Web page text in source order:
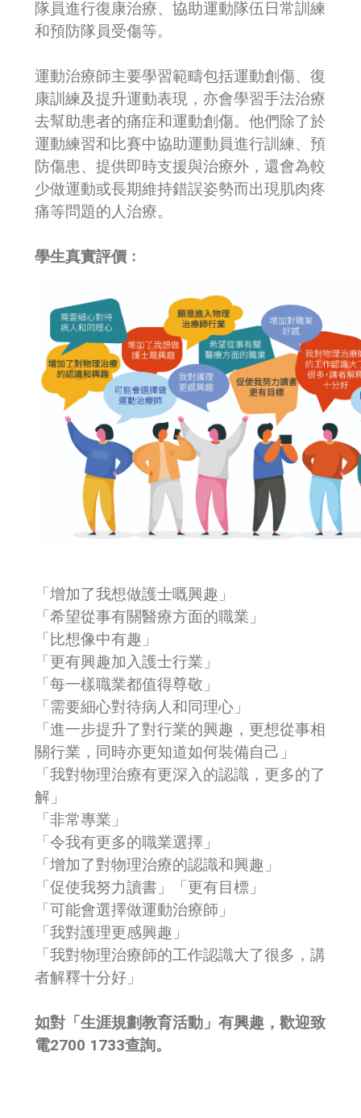
隊員進行復康治療、協助運動隊伍日常訓練
和預防隊員受傷等。
運動治療師主要學習範疇包括運動創傷、復
康訓練及提升運動表現，亦會學習手法治療
去幫助患者的痛症和運動創傷。他們除了於
運動練習和比賽中協助運動員進行訓練、預
防傷患、提供即時支援與治療外，還會為較
少做運動或長期維持錯誤姿勢而出現肌肉疼
痛等問題的人治療。
學生真實評價﹕
「增加了我想做護士嘅興趣」
「希望從事有關醫療方面的職業」
「比想像中有趣」
「更有興趣加入護士行業」
「每一樣職業都值得尊敬」
「需要細心對待病人和同理心」
「進一步提升了對行業的興趣，更想從事相
關行業，同時亦更知道如何裝備自己」
「我對物理治療有更深入的認識，更多的了
解」
「非常專業」
「令我有更多的職業選擇」
「增加了對物理治療的認識和興趣」
「促使我努力讀書」「更有目標」
「可能會選擇做運動治療師」
「我對護理更感興趣」
「我對物理治療師的工作認識大了很多，講
者解釋十分好」
如對「生涯規劃教育活動」有興趣，歡迎致
電2700 1733查詢。